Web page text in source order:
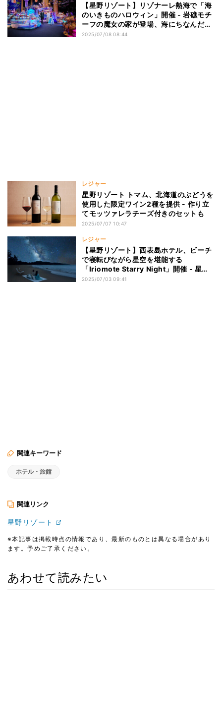
【星野リゾート】リゾナーレ熱海で「海
のいきものハロウィン」開催 - 岩礁モチ
ーフの魔女の家が登場、海にちなんだ仮
装も楽しめる
2025/07/08 08:44
レジャー
星野リゾート トマム、北海道のぶどうを
使用した限定ワイン2種を提供 - 作り立
てモッツァレラチーズ付きのセットも
2025/07/07 10:47
レジャー
【星野リゾート】西表島ホテル、ビーチ
で寝転びながら星空を堪能する
「Iriomote Starry Night」開催 - 星空
イメージのドリンクも
2025/07/03 09:41
関連キーワード
ホテル・旅館
関連リンク
星野リゾート
※本記事は掲載時点の情報であり、最新のものとは異なる場合があり
ます。予めご了承ください。
あわせて読みたい